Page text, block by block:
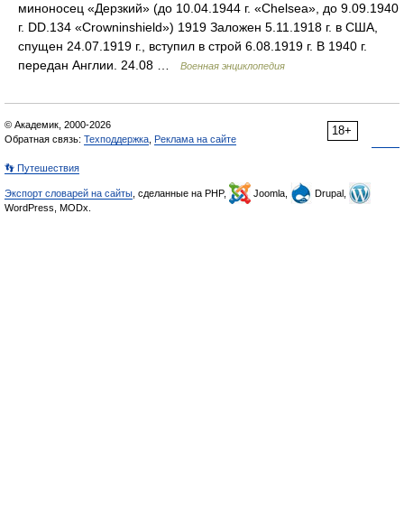
миноносец «Дерзкий» (до 10.04.1944 г. «Chelsea», до 9.09.1940
г. DD.134 «Crowninshield») 1919 Заложен 5.11.1918 г. в США,
спущен 24.07.1919 г., вступил в строй 6.08.1919 г. В 1940 г.
передан Англии. 24.08 …
Военная энциклопедия
18+
© Академик, 2000-2026
Обратная связь: Техподдержка Реклама на сайте
👣 Путешествия
Экспорт словарей на сайты , сделанные на PHP, Joomla,
Drupal,
WordPress, MODx.